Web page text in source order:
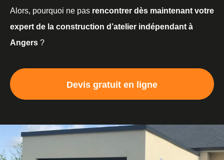
Alors, pourquoi ne pas rencontrer dès maintenant votre
expert de la construction d’atelier indépendant à
Angers ?
Devis gratuit en ligne